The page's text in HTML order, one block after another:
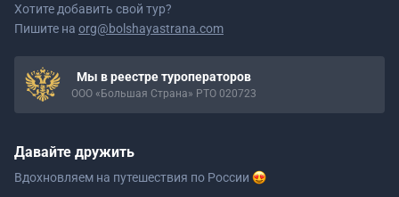
Хотите добавить свой тур?
Пишите на org@bolshayastrana.com
Мы в реестре туроператоров
ООО «Большая Страна» РТО 020723
Давайте дружить
Вдохновляем на путешествия по России